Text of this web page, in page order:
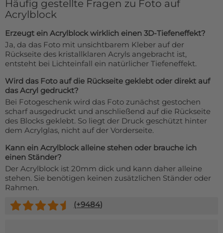
Häufig gestellte Fragen zu Foto auf
Acrylblock
Erzeugt ein Acrylblock wirklich einen 3D-Tiefeneffekt?
Ja, da das Foto mit unsichtbarem Kleber auf der
Rückseite des kristallklaren Acryls angebracht ist,
entsteht bei Lichteinfall ein natürlicher Tiefeneffekt.
Wird das Foto auf die Rückseite geklebt oder direkt auf
das Acryl gedruckt?
Bei Fotogeschenk wird das Foto zunächst gestochen
scharf ausgedruckt und anschließend auf die Rückseite
des Blocks geklebt. So liegt der Druck geschützt hinter
dem Acrylglas, nicht auf der Vorderseite.
Kann ein Acrylblock alleine stehen oder brauche ich
einen Ständer?
Der Acrylblock ist 20mm dick und kann daher alleine
stehen. Sie benötigen keinen zusätzlichen Ständer oder
Rahmen.
(+9484)